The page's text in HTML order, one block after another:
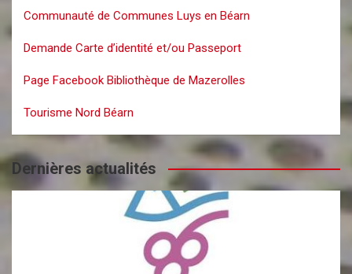
Communauté de Communes Luys en Béarn
Demande Carte d’identité et/ou Passeport
Page Facebook Bibliothèque de Mazerolles
Tourisme Nord Béarn
Dernières actualités